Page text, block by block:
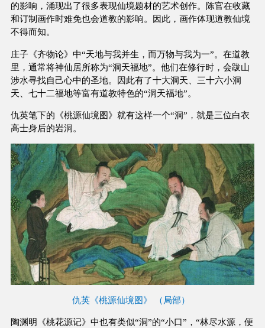
的影响，涌现出了很多表现仙境题材的艺术创作。陈官在收藏
和订制画作时难免也会道教的影响。因此，画作体现道教仙境
不得而知。
庄子《齐物论》中“天地与我并生，而万物与我为一”。在道教
里，通常将神仙居所称为“洞天福地”。他们在修行时，会跋山
涉水寻找自己心中的圣地。因此有了十大洞天、三十六小洞
天、七十二福地等富有道教特色的“洞天福地”。
仇英笔下的《桃源仙境图》就有这样一个“洞”，就是三位白衣
高士身后的岩洞。
仇英《桃源仙境图》 （局部）
陶渊明《桃花源记》中也有类似“洞”的“小口”，“林尽水源，便